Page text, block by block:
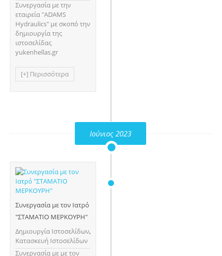
Συνεργασία με την
εταιρεία "ADAMS
Hydraulics" με σκοπό την
δημιουργία της
ιστοσελίδας
yukenhellas.gr
[+] Περισσότερα
Ιούνιος 2023
Συνεργασία με τον Ιατρό
"ΣΤΑΜΑΤΙΟ ΜΕΡΚΟΥΡΗ"
Δημιουργία Ιστοσελίδων,
Κατασκευή Ιστοσελίδων
Συνεργασία με με τον